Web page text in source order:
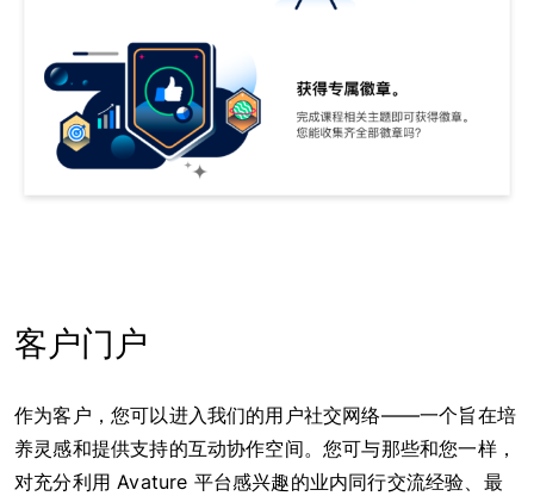
客户门户
作为客户，您可以进入我们的用户社交网络——一个旨在培
养灵感和提供支持的互动协作空间。您可与那些和您一样，
对充分利用 Avature 平台感兴趣的业内同行交流经验、最